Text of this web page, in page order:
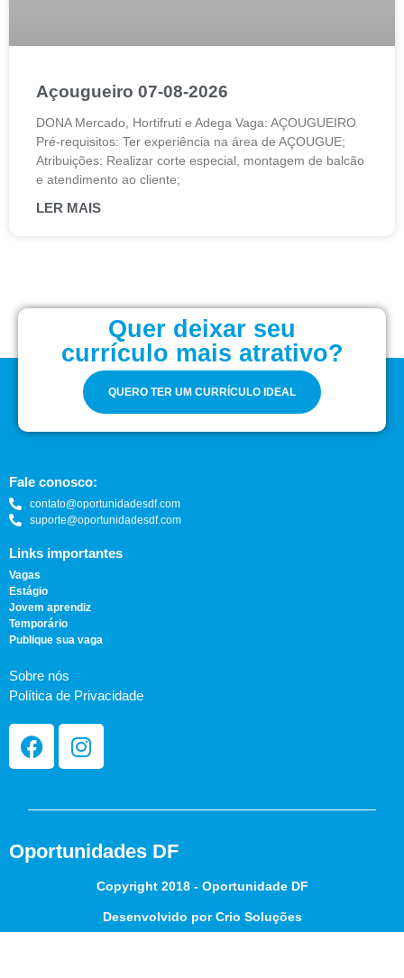
Açougueiro 07-08-2026
DONA Mercado, Hortifruti e Adega Vaga: AÇOUGUEIRO
Pré-requisitos: Ter experiência na área de AÇOUGUE;
Atribuições: Realizar corte especial, montagem de balcão
e atendimento ao cliente;
LER MAIS
Quer deixar seu
currículo mais atrativo?
QUERO TER UM CURRÍCULO IDEAL
Fale conosco:
contato@oportunidadesdf.com
suporte@oportunidadesdf.com
Links importantes
Vagas
Estágio
Jovem aprendiz
Temporário
Publique sua vaga
Sobre nós
Política de Privacidade
Oportunidades DF
Copyright 2018 - Oportunidade DF
Desenvolvido por Crio Soluções